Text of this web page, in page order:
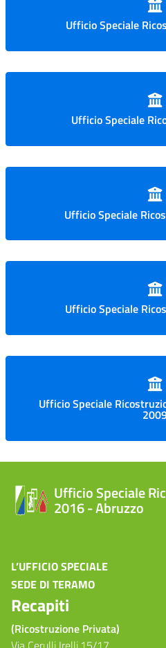
Ufficio Speciale
Ufficio Speciale
Ufficio Speciale
Ufficio Speciale
Ufficio Speciale
Ufficio Speciale
2016 - Abruzzo
L’UFFICIO SPECIALE
SEDE DI TERAMO
Recapiti
(Ricostruzione Privata)